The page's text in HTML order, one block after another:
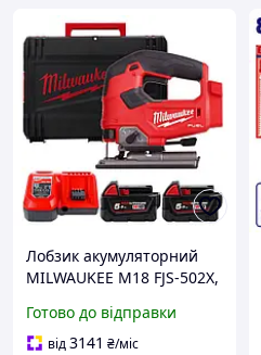
Лобзик акумуляторний
MILWAUKEE M18 FJS-502X,
18 FC, 2 акумулятори М18
В5 5.0 Аг, аксесуари, HD
Готово до відправки
від3141 ₴/міс